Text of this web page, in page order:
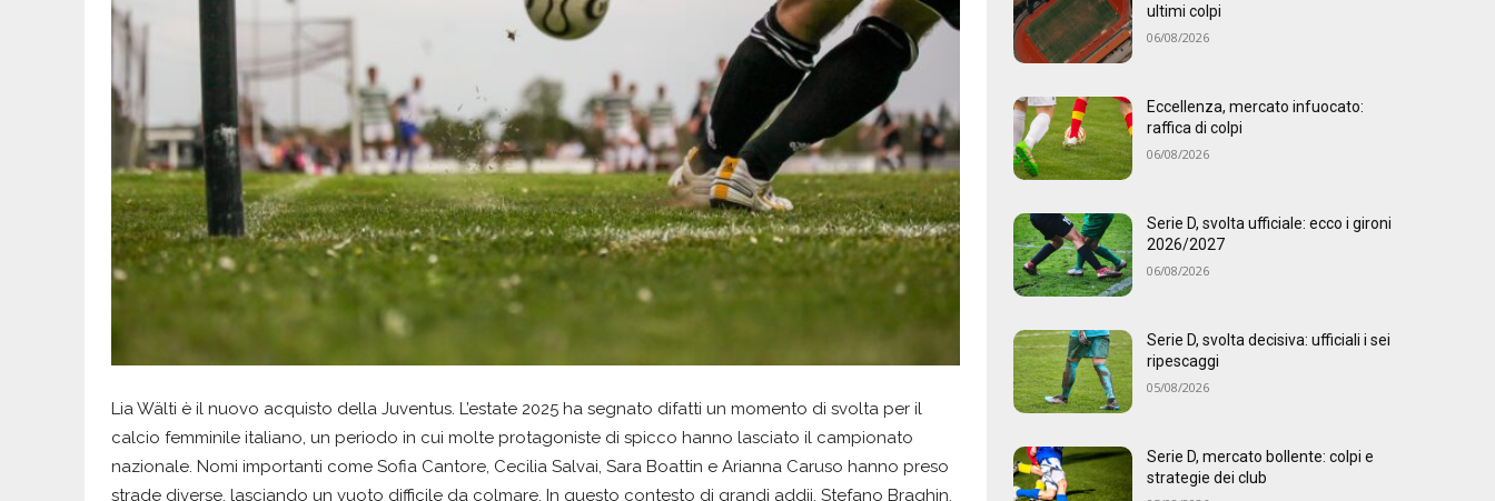
Lia Wälti è il nuovo acquisto della Juventus. L’estate 2025 ha segnato difatti un momento di svolta per il
calcio femminile italiano, un periodo in cui molte protagoniste di spicco hanno lasciato il campionato
nazionale. Nomi importanti come Sofia Cantore, Cecilia Salvai, Sara Boattin e Arianna Caruso hanno preso
strade diverse, lasciando un vuoto difficile da colmare. In questo contesto di grandi addii, Stefano Braghin,
ultimi colpi
06/08/2026
Eccellenza, mercato infuocato:
raffica di colpi
06/08/2026
Serie D, svolta ufficiale: ecco i gironi
2026/2027
06/08/2026
Serie D, svolta decisiva: ufficiali i sei
ripescaggi
05/08/2026
Serie D, mercato bollente: colpi e
strategie dei club